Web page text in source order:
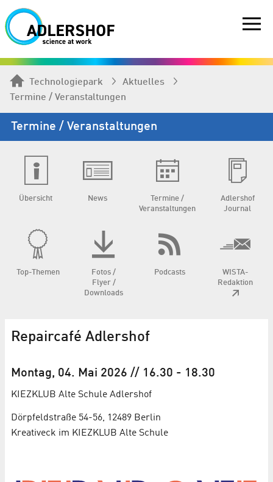
Technologiepark
Aktuelles
Termine / Veranstaltungen
Termine / Veranstaltungen
Übersicht News
Termine /
Veranstaltungen
Adlershof
Journal
Top-Themen
Fotos /
Flyer /
Downloads
Podcasts
WISTA-
Redaktion
Repaircafé Adlershof
Montag, 04. Mai 2026 // 16.30 - 18.30
KIEZKLUB Alte Schule Adlershof
Dörpfeldstraße 54-56, 12489 Berlin
Kreativeck im KIEZKLUB Alte Schule